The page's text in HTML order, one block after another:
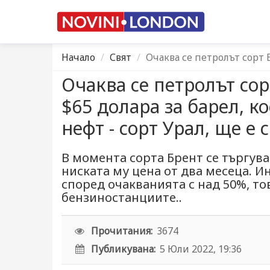
Начало Свят Очаква се петролът
Очаква се петролът
$65 долара за барел,
нефт - сорт Урал, ще е
В момента сорта Брент се
ниската му цена от два месеца.
според очакванията с над 50%,
бензиностанциите..
Прочитания: 3674
Публикувана: 5 Юли 2022, 19:36